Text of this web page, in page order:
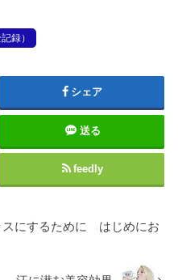
録）
シェア
送る
feedly
スにするために はじめにお